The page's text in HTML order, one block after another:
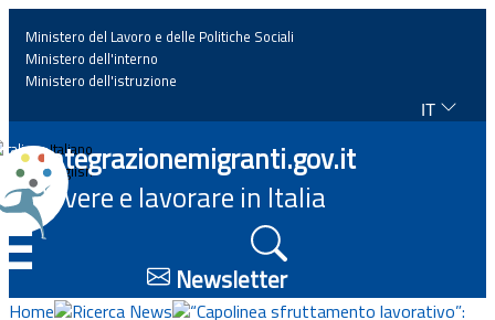
Home
News
Approfondimenti
Ministero del Lavoro e delle Politiche Sociali
Ministero dell'interno
Ministero dell'istruzione
IT
Italiano
English
Integrazionemigranti.gov.it
Vivere e lavorare in Italia
Newsletter
Home Ricerca News
“Capolinea sfruttamento lavorativo”: